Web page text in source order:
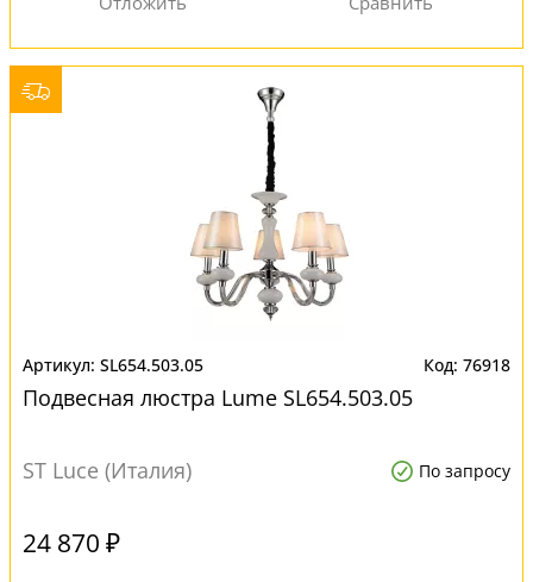
SL654.503.05 76918
Подвесная люстра Lume SL654.503.05
ST Luce (Италия) По запросу
24 870 ₽